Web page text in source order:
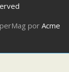
porAcme